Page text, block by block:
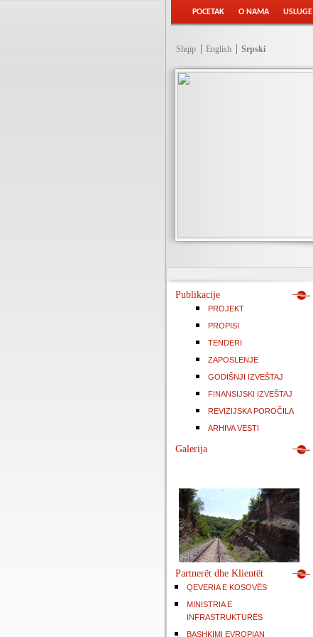
POCETAK O NAMA USLUGE
Shqip English Srpski
Publikacije
PROJEKT
PROPISI
TENDERI
ZAPOSLENJE
GODIŠNJI IZVEŠTAJ
FINANSIJSKI IZVEŠTAJ
REVIZIJSKA POROČILA
ARHIVA VESTI
Galerija
Partnerët dhe Klientët
QEVERIA E KOSOVËS
MINISTRIA E
INFRASTRUKTURËS
BASHKIMI EVROPIAN